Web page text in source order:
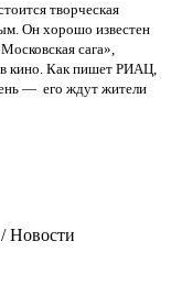
творческая
Он хорошо известен
сага»,
в кино. Как пишет РИАЦ,
— его ждут жители
Новости